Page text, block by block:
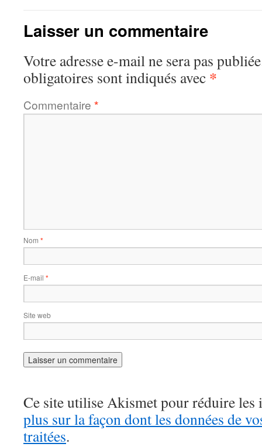
Laisser un commentaire
Votre adresse e-mail ne sera pas
obligatoires sont indiqués avec *
Commentaire *
Nom *
E-mail *
Site web
Ce site utilise Akismet pour réduire les
plus sur la façon dont les données de
traitées.